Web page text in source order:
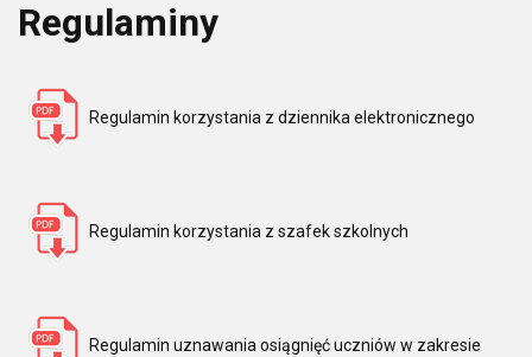
Regulaminy
Regulamin korzystania z dziennika elektronicznego
Regulamin korzystania z szafek szkolnych
Regulamin uznawania osiągnięć uczniów w zakresie